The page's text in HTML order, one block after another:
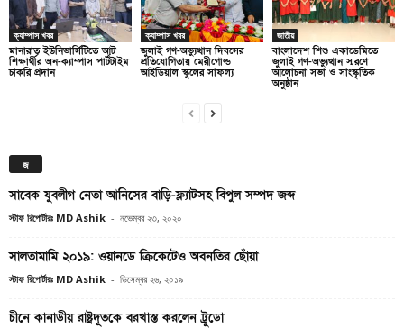
ক্যাম্পাস খবর
মানারাত ইউনিভার্সিটিতে আট
শিক্ষার্থীর অন-ক্যাম্পাস পার্টটাইম
চাকরি প্রদান
ক্যাম্পাস খবর
জুলাই গণ-অভ্যুত্থান দিবসের
প্রতিযোগিতায় মেরীগোল্ড
আইডিয়াল স্কুলের সাফল্য
জাতীয়
বাংলাদেশ শিশু একাডেমিতে
জুলাই গণ-অভ্যুত্থান স্মরণে
আলোচনা সভা ও সাংস্কৃতিক
অনুষ্ঠান
জ
সাবেক যুবলীগ নেতা আনিসের বাড়ি-ফ্ল্যাটসহ বিপুল সম্পদ জব্দ
স্টাফ রিপোর্টারঃ MD Ashik - নভেম্বর ২৩, ২০২০
সালতামামি ২০১৯: ওয়ানডে ক্রিকেটেও অবনতির ছোঁয়া
স্টাফ রিপোর্টারঃ MD Ashik - ডিসেম্বর ২৬, ২০১৯
চীনে কানাডীয় রাষ্ট্রদূতকে বরখাস্ত করলেন ট্রুডো